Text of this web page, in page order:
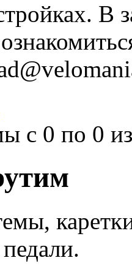
В
с 0 по 0